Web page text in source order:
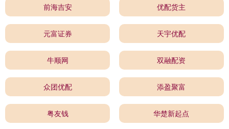
前海吉安 优配货主
元富证券 天宇优配
牛顺网 双融配资
众团优配 添盈聚富
粤友钱 华楚新起点